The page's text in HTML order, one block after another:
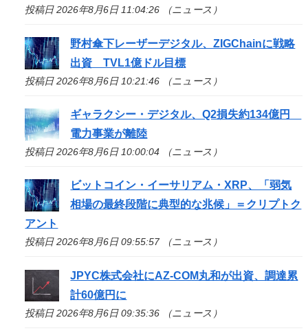
投稿日 2026年8月6日 11:04:26 （ニュース）
野村傘下レーザーデジタル、ZIGChainに戦略
出資 TVL1億ドル目標
投稿日 2026年8月6日 10:21:46 （ニュース）
ギャラクシー・デジタル、Q2損失約134億円
電力事業が離陸
投稿日 2026年8月6日 10:00:04 （ニュース）
ビットコイン・イーサリアム・XRP、「弱気
相場の最終段階に典型的な兆候」＝クリプトク
アント
投稿日 2026年8月6日 09:55:57 （ニュース）
JPYC株式会社にAZ-COM丸和が出資、調達累
計60億円に
投稿日 2026年8月6日 09:35:36 （ニュース）